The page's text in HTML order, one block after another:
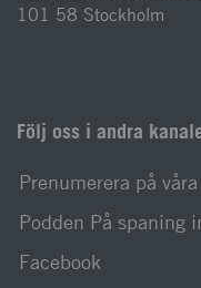
101 58 Stockholm
Följ oss i andra
Prenumerera på
Podden På spaning
Facebook